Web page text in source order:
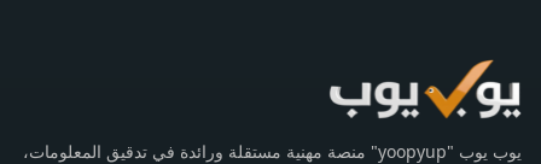
يوب يوب "yoopyup" منصة مهنية مستقلة ورائدة في تدقيق المعلومات،